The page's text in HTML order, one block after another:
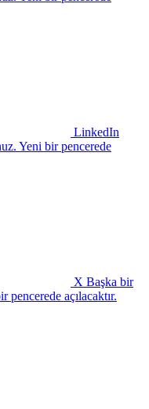
LinkedIn
Yeni bir pencerede
X Başka bir
açılacaktır.